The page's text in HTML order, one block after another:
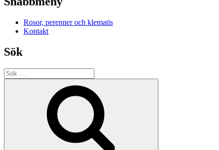
Rosor, perenner och klematis
Kontakt
Sök
Sök
efter: